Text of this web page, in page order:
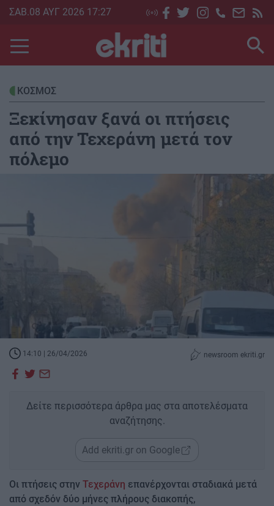
Skip
main
content
ΣΑΒ.08 ΑΥΓ 2026 17:27
ΚΟΣΜΟΣ
Ξεκίνησαν ξανά οι πτήσεις
από την Τεχεράνη μετά τον
πόλεμο
14:10 | 26/04/2026 newsroom ekriti.gr
Δείτε περισσότερα άρθρα μας στα αποτελέσματα
αναζήτησης.
Add ekriti.gr on Google
Οι πτήσεις στην Τεχεράνη επανέρχονται σταδιακά μετά
από σχεδόν δύο μήνες πλήρους διακοπής,